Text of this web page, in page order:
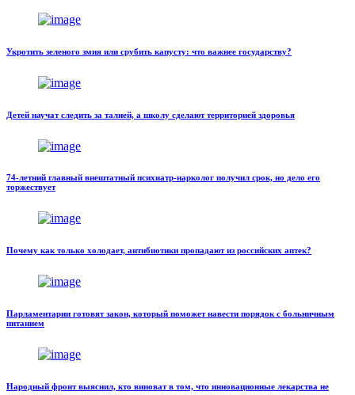
Укротить зеленого змия или срубить капусту: что важнее государству?
Детей научат следить за талией, а школу сделают территорией здоровья
74-летний главный внештатный психиатр-нарколог получил срок, но дело его
торжествует
Почему как только холодает, антибиотики пропадают из российских аптек?
Парламентарии готовят закон, который поможет навести порядок с больничным
питанием
Народный фронт выяснил, кто виноват в том, что инновационные лекарства не